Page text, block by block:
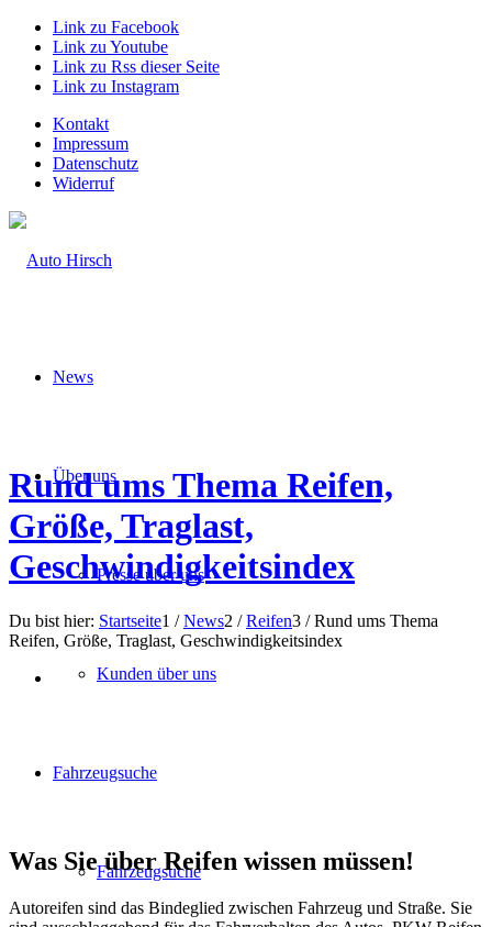
Link zu Facebook
Link zu Youtube
Link zu Rss dieser Seite
Link zu Instagram
Kontakt
Impressum
Datenschutz
Widerruf
News
Über uns
Presse über uns
Kunden über uns
Fahrzeugsuche
Fahrzeugsuche
Rund ums Thema Reifen,
Größe, Traglast,
Geschwindigkeitsindex
Du bist hier: Startseite1 / News2 / Reifen3 / Rund ums Thema
Reifen, Größe, Traglast, Geschwindigkeitsindex
Was Sie über Reifen wissen müssen!
Autoreifen sind das Bindeglied zwischen Fahrzeug und Straße. Sie